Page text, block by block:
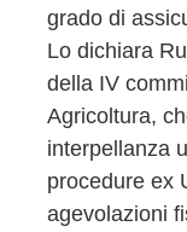
grado di
Lo dichiara
della IV
Agricoltura,
interpellanza
procedure ex
agevolazioni